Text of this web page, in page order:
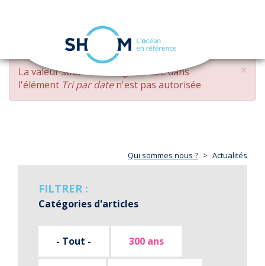
Aller
contenu
principal
navigation
×
MESSAGE
D'ERREUR
La valeur soumise changed DESCdans
l'élément Tri par daten'est pas autorisée
Qui sommes nous ? Actualités
FILTRER :
Catégories d'articles
- Tout - 300 ans